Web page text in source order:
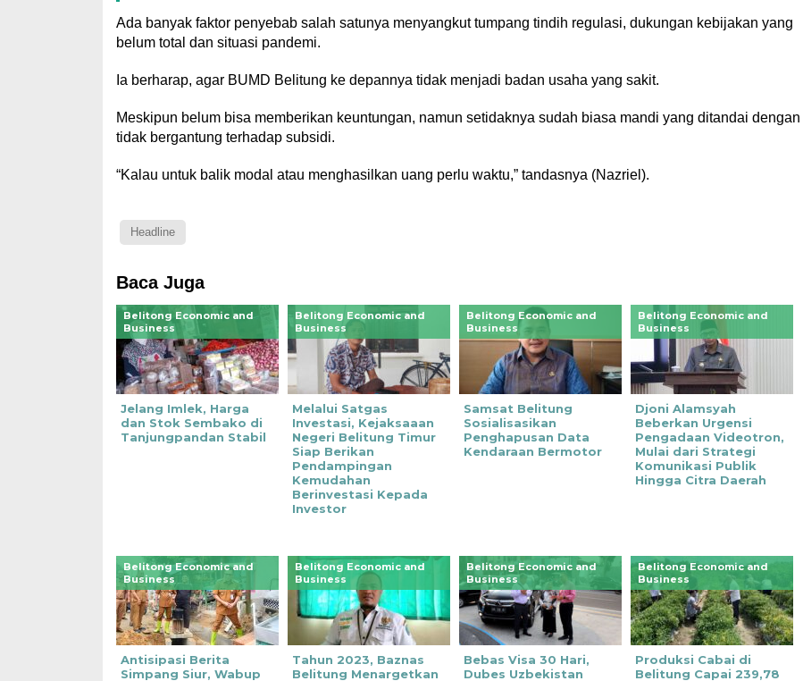
Ada banyak faktor penyebab salah satunya menyangkut tumpang tindih regulasi, dukungan kebijakan yang
belum total dan situasi pandemi.
Ia berharap, agar BUMD Belitung ke depannya tidak menjadi badan usaha yang sakit.
Meskipun belum bisa memberikan keuntungan, namun setidaknya sudah biasa mandi yang ditandai dengan
tidak bergantung terhadap subsidi.
“Kalau untuk balik modal atau menghasilkan uang perlu waktu,” tandasnya (Nazriel).
Headline
Baca Juga
Belitong Economic and
Business
Jelang Imlek, Harga
dan Stok Sembako di
Tanjungpandan Stabil
Belitong Economic and
Business
Melalui Satgas
Investasi, Kejaksaaan
Negeri Belitung Timur
Siap Berikan
Pendampingan
Kemudahan
Berinvestasi Kepada
Investor
Belitong Economic and
Business
Samsat Belitung
Sosialisasikan
Penghapusan Data
Kendaraan Bermotor
Belitong Economic and
Business
‎Djoni Alamsyah
Beberkan Urgensi
Pengadaan Videotron,
Mulai dari Strategi
Komunikasi Publik
Hingga Citra Daerah
Belitong Economic and
Business
‎Antisipasi Berita
Simpang Siur, Wabup
Belitong Economic and
Business
Tahun 2023, Baznas
Belitung Menargetkan
Belitong Economic and
Business
Bebas Visa 30 Hari,
Dubes Uzbekistan
Belitong Economic and
Business
Produksi Cabai di
Belitung Capai 239,78